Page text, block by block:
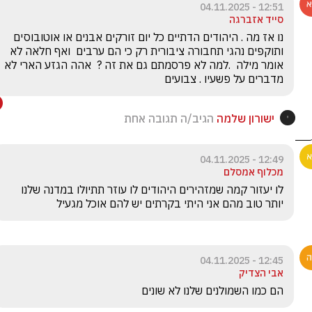
12:51 - 04.11.2025
סייד אזברגה
מדברים על פשעיו . צבועים
ישורון שלמה הגיב/ה תגובה אחת
12:49 - 04.11.2025
מכלוף אמסלם
יותר טוב מהם אני היתי בקרתים יש להם אוכל מגעיל
12:45 - 04.11.2025
אבי הצדיק
הם כמו השמולנים שלנו לא שונים